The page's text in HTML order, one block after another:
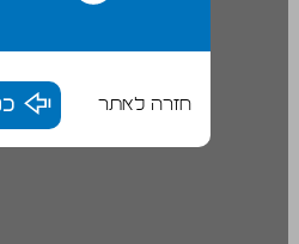
חזרה לאתר